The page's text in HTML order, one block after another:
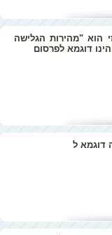
הוא "מהירות הגלישה
דוגמא לפרסום